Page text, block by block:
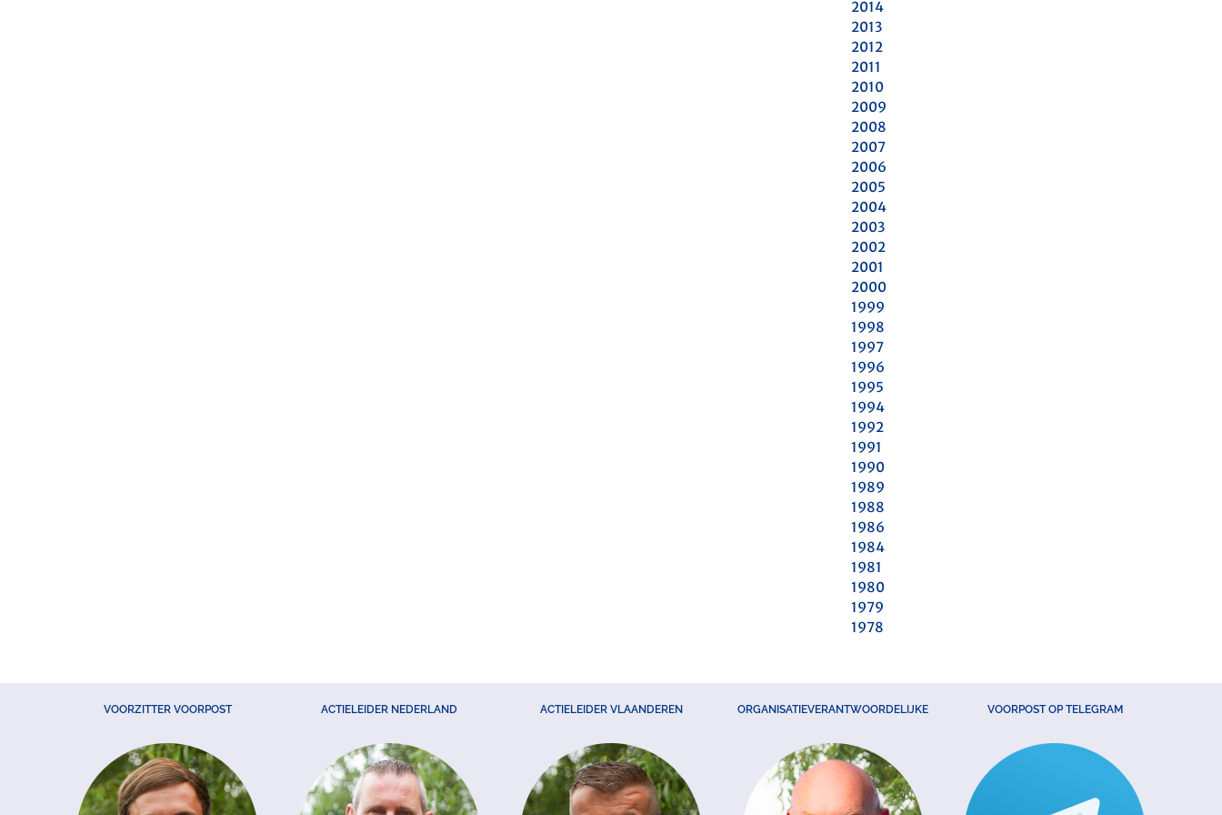
2014
2013
2012
2011
2010
2009
2008
2007
2006
2005
2004
2003
2002
2001
2000
1999
1998
1997
1996
1995
1994
1992
1991
1990
1989
1988
1986
1984
1981
1980
1979
1978
VOORZITTER VOORPOST ACTIELEIDER NEDERLAND ACTIELEIDER VLAANDEREN ORGANISATIEVERANTWOORDELIJKE VOORPOST OP TELEGRAM